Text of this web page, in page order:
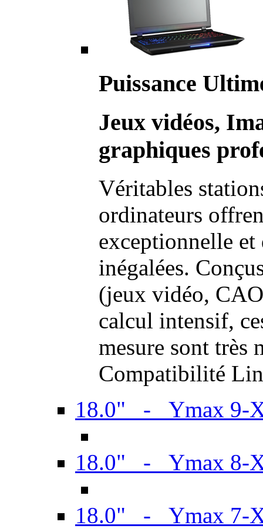
Puissance
Jeux vidéos,
graphiques
Véritables
ordinateurs
exceptionnelle et
inégalées.
(jeux vidéo,
calcul intensif,
mesure sont très
Compatibilité
18.0" - Ymax 9-
18.0" - Ymax 8-
18.0" - Ymax 7-